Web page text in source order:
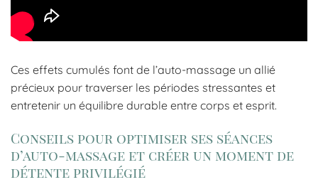
Ces effets cumulés font de l’auto-massage un allié
précieux pour traverser les périodes stressantes et
entretenir un équilibre durable entre corps et esprit.
Conseils pour optimiser ses séances
d’auto-massage et créer un moment de
détente privilégié